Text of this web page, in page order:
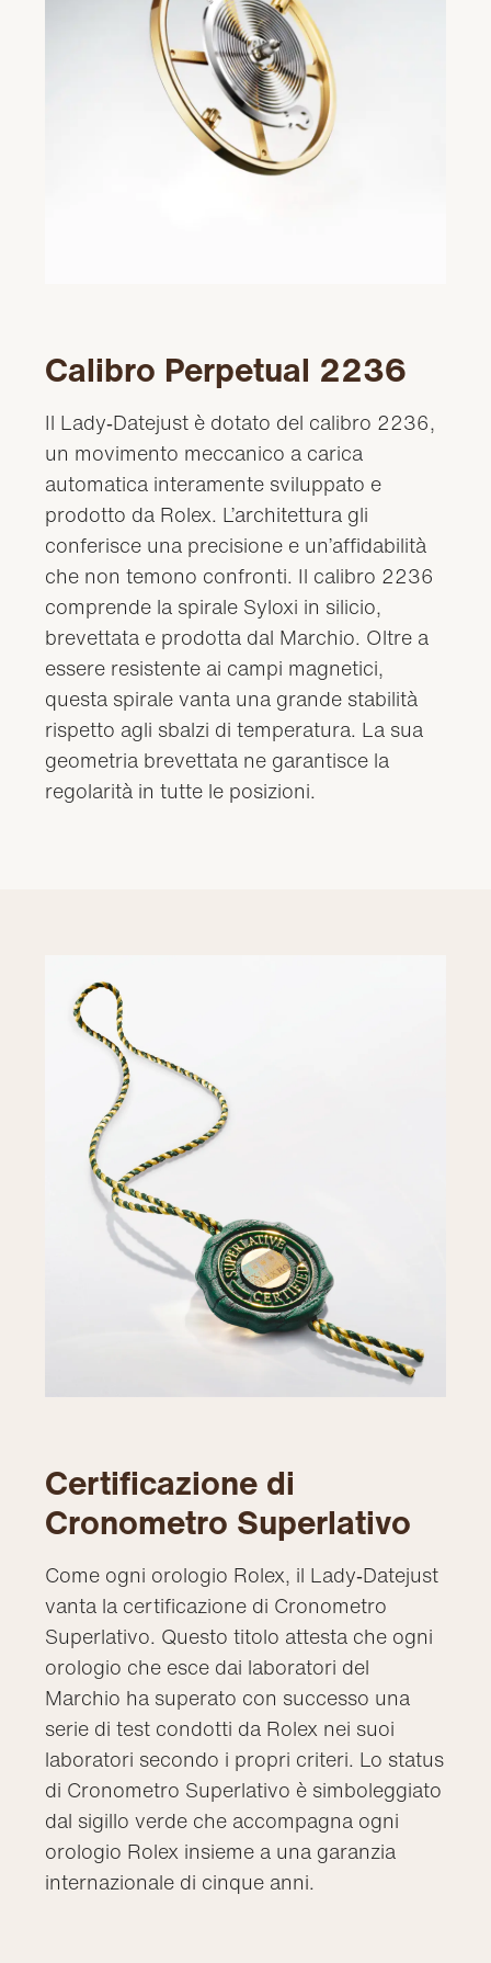
Calibro Perpetual 2236
Il Lady‑Datejust è dotato del calibro 2236,
un movimento meccanico a carica
automatica interamente sviluppato e
prodotto da Rolex. L’architettura gli
conferisce una precisione e un’affidabilità
che non temono confronti. Il calibro 2236
comprende la spirale Syloxi in silicio,
brevettata e prodotta dal Marchio. Oltre a
essere resistente ai campi magnetici,
questa spirale vanta una grande stabilità
rispetto agli sbalzi di temperatura. La sua
geometria brevettata ne garantisce la
regolarità in tutte le posizioni.
Certificazione di
Cronometro Superlativo
Come ogni orologio Rolex, il Lady‑Datejust
vanta la certificazione di Cronometro
Superlativo. Questo titolo attesta che ogni
orologio che esce dai laboratori del
Marchio ha superato con successo una
serie di test condotti da Rolex nei suoi
laboratori secondo i propri criteri. Lo status
di Cronometro Superlativo è simboleggiato
dal sigillo verde che accompagna ogni
orologio Rolex insieme a una garanzia
internazionale di cinque anni.